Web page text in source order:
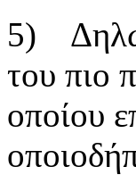
5)
του πιο
οποίου